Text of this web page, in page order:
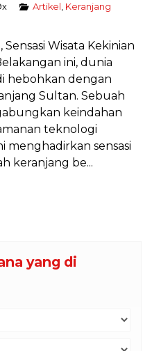
Artikel
Keranjang
Wisata Kekinian
ini, dunia
hebohkan dengan
Sultan. Sebuah
keindahan
teknologi
menghadirkan sensasi
keranjang be...
yang di